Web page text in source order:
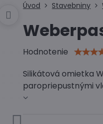
Úvod Stavebniny
Hodnotenie
Silikátová omietka
paropriepustnými